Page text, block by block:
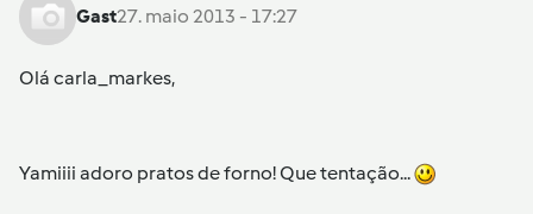
Gast27. maio 2013 - 17:27
Olá carla_markes,
Yamiiii adoro pratos de forno! Que tentação...